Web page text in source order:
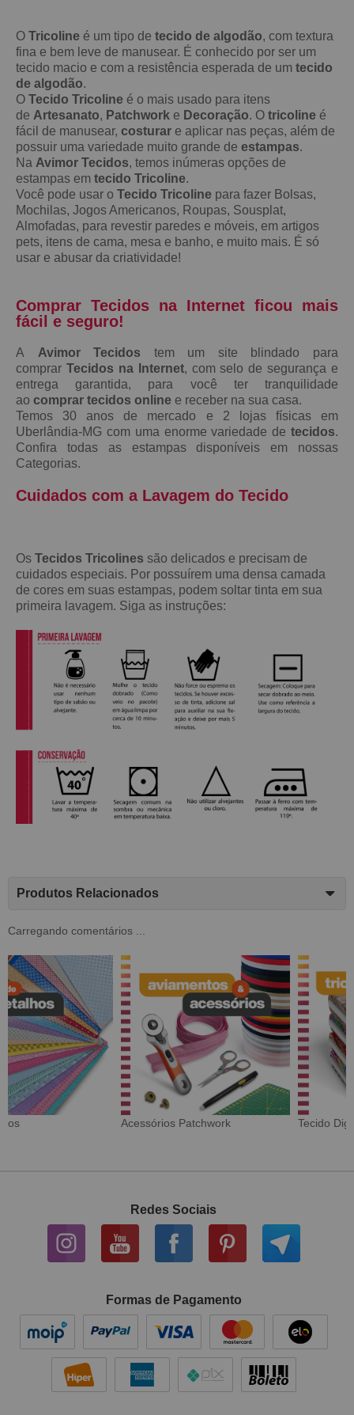
O Tricoline é um tipo de tecido de algodão, com textura
fina e bem leve de manusear. É conhecido por ser um
tecido macio e com a resistência esperada de um tecido
de algodão.
O Tecido Tricoline é o mais usado para itens
de Artesanato, Patchwork e Decoração. O tricoline é
fácil de manusear, costurar e aplicar nas peças, além de
possuir uma variedade muito grande de estampas.
Na Avimor Tecidos, temos inúmeras opções de
estampas em tecido Tricoline.
Você pode usar o Tecido Tricoline para fazer Bolsas,
Mochilas, Jogos Americanos, Roupas, Sousplat,
Almofadas, para revestir paredes e móveis, em artigos
pets, itens de cama, mesa e banho, e muito mais. É só
usar e abusar da criatividade!
Comprar Tecidos na Internet ficou mais
fácil e seguro!
A Avimor Tecidos tem um site blindado para
comprar Tecidos na Internet, com selo de segurança e
entrega garantida, para você ter tranquilidade
ao comprar tecidos online e receber na sua casa.
Temos 30 anos de mercado e 2 lojas físicas em
Uberlândia-MG com uma enorme variedade de tecidos.
Confira todas as estampas disponíveis em nossas
Categorias.
Cuidados com a Lavagem do Tecido
Os Tecidos Tricolines são delicados e precisam de
cuidados especiais. Por possuírem uma densa camada
de cores em suas estampas, podem soltar tinta em sua
primeira lavagem. Siga as instruções:
Produtos Relacionados
Carregando comentários ...
Tecido Digital Sarja Impermeável
Redes Sociais
Formas de Pagamento